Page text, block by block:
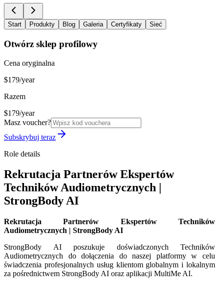
Start Produkty Blog Galeria Certyfikaty Sieć
Otwórz sklep profilowy
Cena oryginalna
$179/year
Razem
$179/year
Masz voucher?
Subskrybuj teraz
Role details
Rekrutacja Partnerów Ekspertów
Techników Audiometrycznych |
StrongBody AI
Rekrutacja Partnerów Ekspertów Techników
Audiometrycznych | StrongBody AI
StrongBody AI poszukuje doświadczonych Techników
Audiometrycznych do dołączenia do naszej platformy w celu
świadczenia profesjonalnych usług klientom globalnym i lokalnym
za pośrednictwem StrongBody AI oraz aplikacji MultiMe AI.